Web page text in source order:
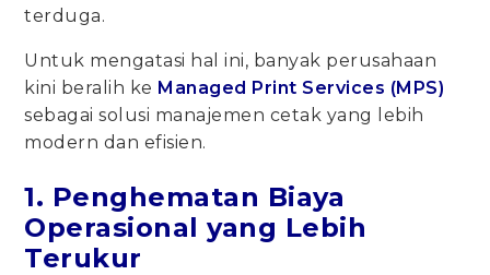
terduga.
Untuk mengatasi hal ini, banyak perusahaan
kini beralih ke Managed Print Services (MPS)
sebagai solusi manajemen cetak yang lebih
modern dan efisien.
1. Penghematan Biaya
Operasional yang Lebih
Terukur